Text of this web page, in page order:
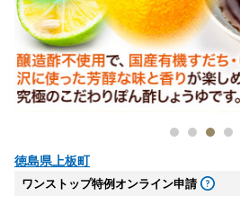
徳島県上板町
ワンストップ特例オンライン申請